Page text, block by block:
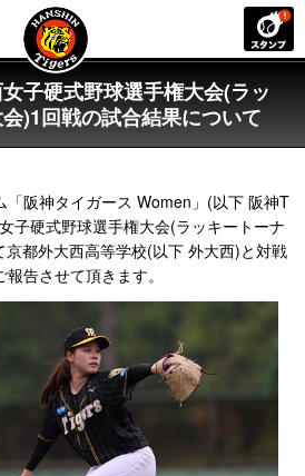
子硬式野球選手権大会(ラッ
)1回戦の試合結果について
「阪神タイガース Women」(以下 阪神T
子硬式野球選手権大会(ラッキートーナ
京都外大西高等学校(以下 外大西)と対戦
報告させて頂きます。